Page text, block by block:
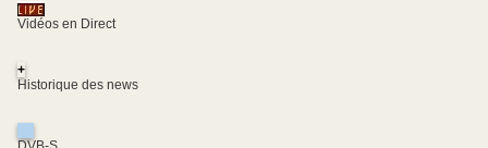
Vidéos en Direct
+
Historique des news